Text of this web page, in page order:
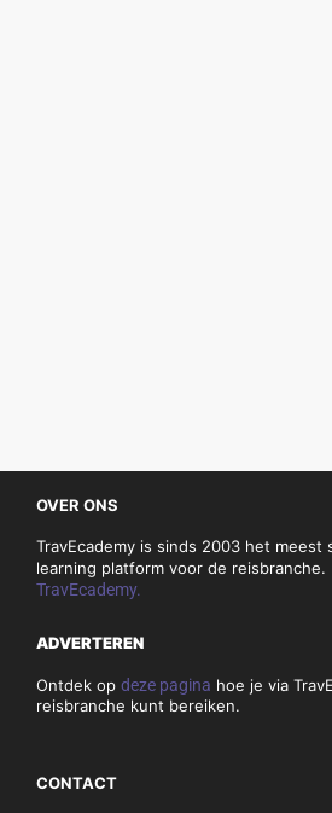
OVER ONS
TravEcademy is sinds 2003 het meest
learning platform voor de reisbranche.
TravEcademy.
ADVERTEREN
Ontdek op deze pagina hoe je via
reisbranche kunt bereiken.
CONTACT